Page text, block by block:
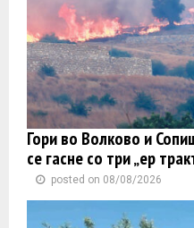
Гори во Волково и
се гасне со три „ер
posted on 08/08/2026